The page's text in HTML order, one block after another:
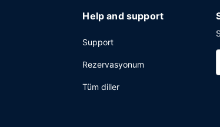
Help and support
Support
Rezervasyonum
Tüm diller